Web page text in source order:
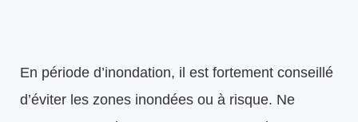
En période d’inondation, il est fortement conseillé
d’éviter les zones inondées ou à risque. Ne